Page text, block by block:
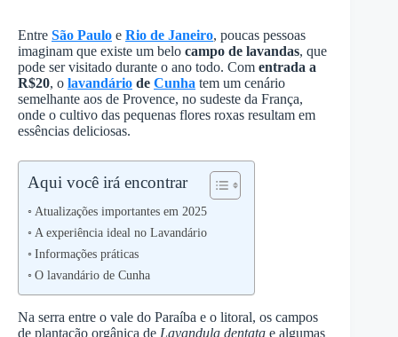
Entre São Paulo e Rio de Janeiro, poucas pessoas
imaginam que existe um belo campo de lavandas, que
pode ser visitado durante o ano todo. Com entrada a
R$20, o lavandário de Cunha tem um cenário
semelhante aos de Provence, no sudeste da França,
onde o cultivo das pequenas flores roxas resultam em
essências deliciosas.
Aqui você irá encontrar
Atualizações importantes em 2025
A experiência ideal no Lavandário
Informações práticas
O lavandário de Cunha
Na serra entre o vale do Paraíba e o litoral, os campos
de plantação orgânica de Lavandula dentata e algumas